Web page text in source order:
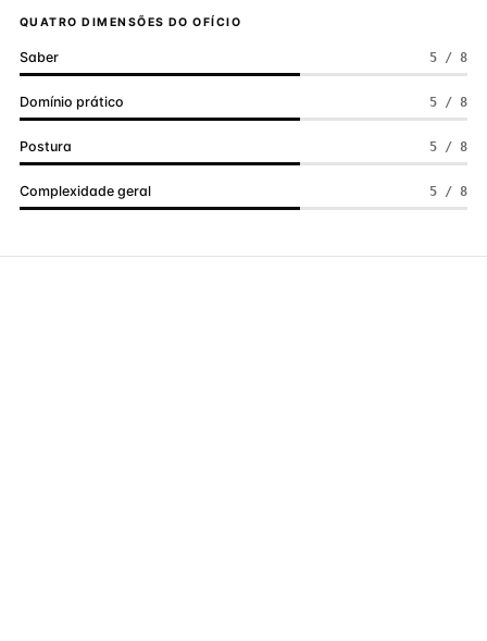
QUATRO DIMENSÕES DO OFÍCIO
Saber 5 / 8
Domínio prático 5 / 8
Postura 5 / 8
Complexidade geral 5 / 8